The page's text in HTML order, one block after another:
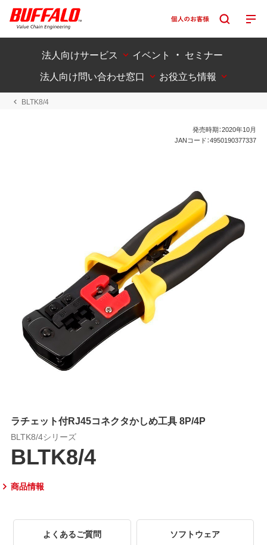
法人向けサービス
イベント ・ セミナー
法人向け問い合わせ窓口
お役立ち情報
BLTK8/4
発売時期：2020年10月
JANコード：4950190377337
ラチェット付RJ45コネクタかしめ工具 8P/4P
BLTK8/4シリーズ
BLTK8/4
商品情報
よくあるご質問 ソフトウェア